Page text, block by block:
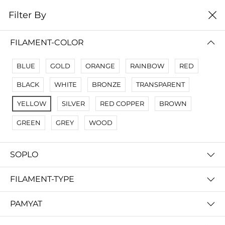
0
No Results
Not Found Filters1
Not Found Filters2
Filter By
FILAMENT-COLOR
BLUE GOLD ORANGE RAINBOW RED
BLACK WHITE BRONZE TRANSPARENT
YELLOW SILVER RED COPPER BROWN
GREEN GREY WOOD
SOPLO
FILAMENT-TYPE
PAMYAT